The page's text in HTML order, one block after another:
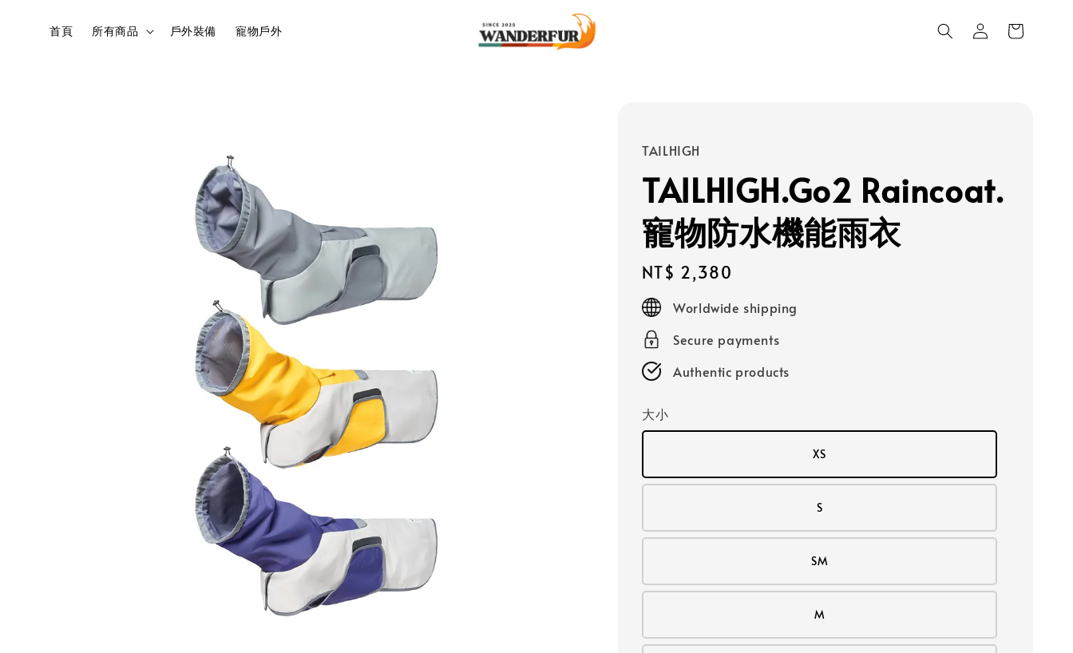
首頁 所有商品 戶外裝備 寵物戶外
TAILHIGH
TAILHIGH.Go2 Raincoat.
寵物防水機能雨衣
Regular
price
NT$ 2,380
Worldwide shipping
Secure payments
Authentic products
大小
XS
S
SM
M